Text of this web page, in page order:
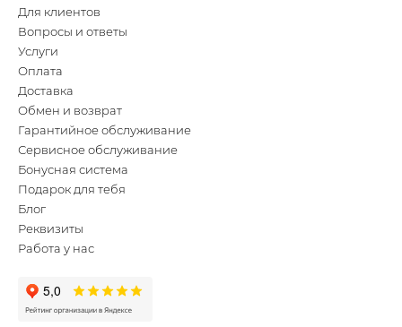
Для клиентов
Вопросы и ответы
Услуги
Оплата
Доставка
Обмен и возврат
Гарантийное обслуживание
Сервисное обслуживание
Бонусная система
Подарок для тебя
Блог
Реквизиты
Работа у нас